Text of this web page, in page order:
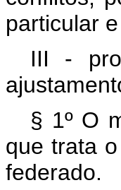
particular
III -
§ 1º O
que trata o
federado.